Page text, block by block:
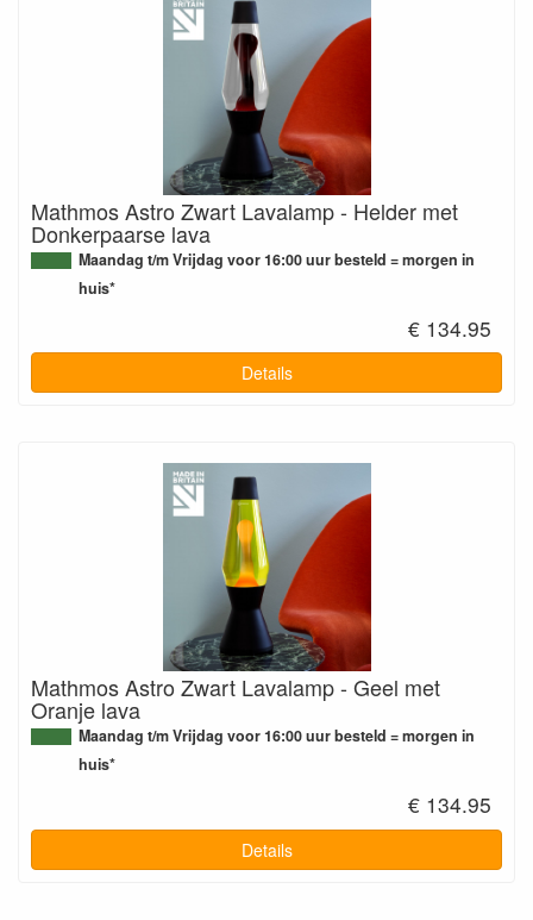
Mathmos Astro Zwart Lavalamp - Helder met
Donkerpaarse lava
Maandag t/m Vrijdag voor 16:00 uur besteld = morgen in
huis*
€ 134.95
Details
Mathmos Astro Zwart Lavalamp - Geel met
Oranje lava
Maandag t/m Vrijdag voor 16:00 uur besteld = morgen in
huis*
€ 134.95
Details